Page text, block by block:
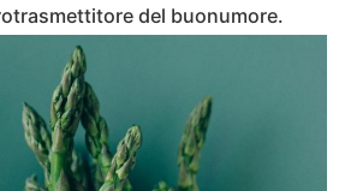
del buonumore.